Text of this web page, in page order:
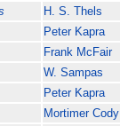
H. S. Thels
Peter Kapra
Frank McFair
W. Sampas
Peter Kapra
Mortimer Cody